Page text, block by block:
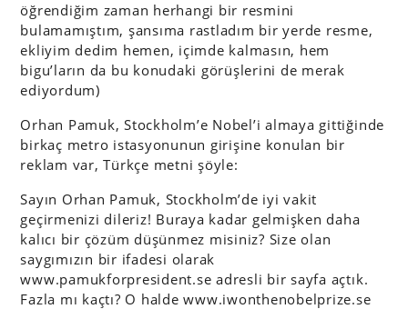
öğrendiğim zaman herhangi bir resmini
bulamamıştım, şansıma rastladım bir yerde resme,
ekliyim dedim hemen, içimde kalmasın, hem
bigu’ların da bu konudaki görüşlerini de merak
ediyordum)
Orhan Pamuk, Stockholm’e Nobel’i almaya gittiğinde
birkaç metro istasyonunun girişine konulan bir
reklam var, Türkçe metni şöyle:
Sayın Orhan Pamuk, Stockholm’de iyi vakit
geçirmenizi dileriz! Buraya kadar gelmişken daha
kalıcı bir çözüm düşünmez misiniz? Size olan
saygımızın bir ifadesi olarak
www.pamukforpresident.se adresli bir sayfa açtık.
Fazla mı kaçtı? O halde www.iwonthenobelprize.se